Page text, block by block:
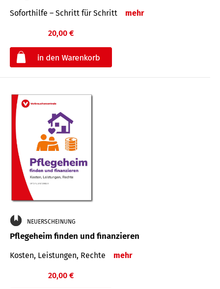
Soforthilfe – Schritt für Schritt mehr
20,00 €
NEUERSCHEINUNG
Pflegeheim finden und finanzieren
Kosten, Leistungen, Rechte mehr
20,00 €